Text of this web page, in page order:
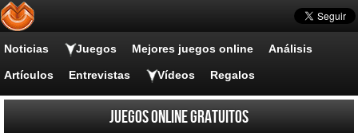
Noticias Juegos Mejores juegos online Análisis
Artículos Entrevistas Vídeos Regalos
Juegos online gratuitos